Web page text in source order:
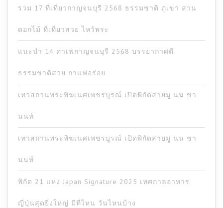
รวม 17 ที่เที่ยวกาญจนบุรี 2568 ธรรมชาติ ภูเขา สวน
ดอกไม้ ที่เที่ยวสวย ไหว้พระ
แนะนำ 14 คาเฟ่กาญจนบุรี 2568 บรรยากาศดี
ธรรมชาติสวย กาแฟอร่อย
เทวสถานพระพิฆเนศเพชรบูรณ์ เปิดพิกัดสายมู นน ชา
นนท์
เทวสถานพระพิฆเนศเพชรบูรณ์ เปิดพิกัดสายมู นน ชา
นนท์
พิกัด 21 แห่ง Japan Signature 2025 เทศกาลอาหาร
ญี่ปุ่นสุดยิ่งใหญ่ มีที่ไหน วันไหนบ้าง